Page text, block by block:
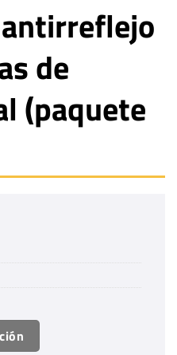
de
(paquete